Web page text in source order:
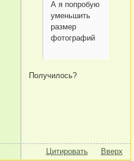
А я попробую
уменьшить
размер
фотографий
Получилось?
Цитировать Вверх